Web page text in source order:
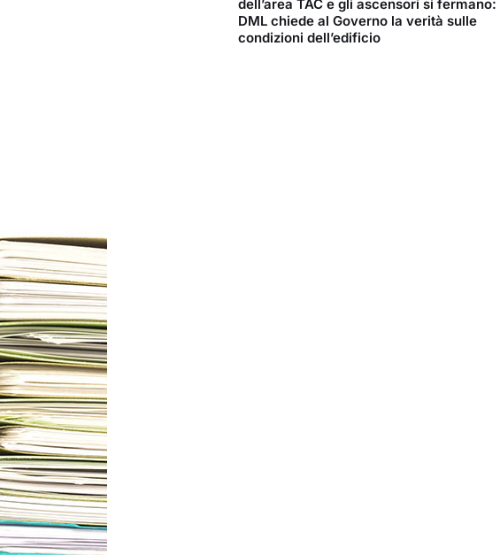
dell’area TAC e gli ascensori si fermano:
DML chiede al Governo la verità sulle
condizioni dell’edificio